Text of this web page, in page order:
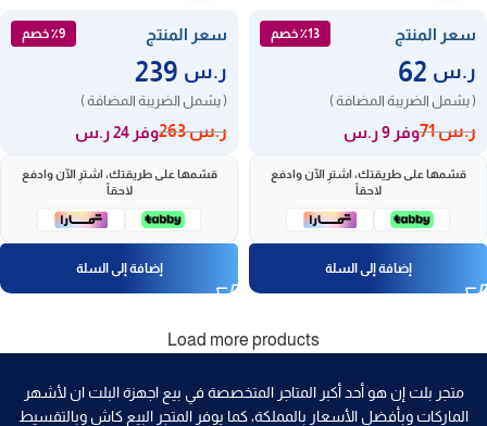
سعر المنتج ٪13 خصم
ر.س
( يشمل الضريبة المضافة )
ر.س71 وفر 9 ر.س
قسّمها على طريقتك، اشترِ الآن وادفع
لاحقاً
إضافة إلى السلة
سعر المنتج ٪9 خصم
ر.س
( يشمل الضريبة المضافة )
ر.س263 وفر 24 ر.س
قسّمها على طريقتك، اشترِ الآن وادفع
لاحقاً
إضافة إلى السلة
Load more products
متجر بلت إن هو أحد أكبر المتاجر المتخصصة في بيع اجهزة البلت ان لأشهر
الماركات وبأفضل الأسعار بالمملكة، كما يوفر المتجر البيع كاش وبالتقسيط